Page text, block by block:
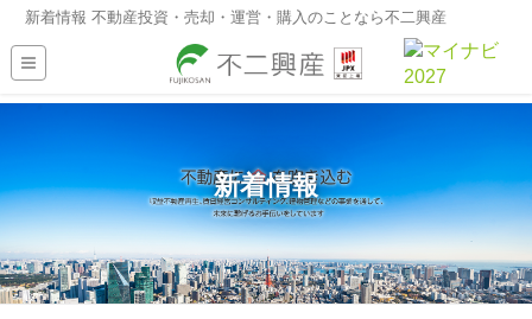
新着情報 不動産投資・売却・運営・購入のことなら不二興産
新着情報